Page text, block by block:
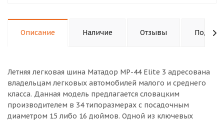
Описание Наличие Отзывы
Летняя легковая шина Матадор MP-44 Elite 3 адресована
владельцам легковых автомобилей малого и среднего
класса. Данная модель предлагается словацким
производителем в 34 типоразмерах с посадочным
диаметром 15 либо 16 дюймов. Одной из ключевых